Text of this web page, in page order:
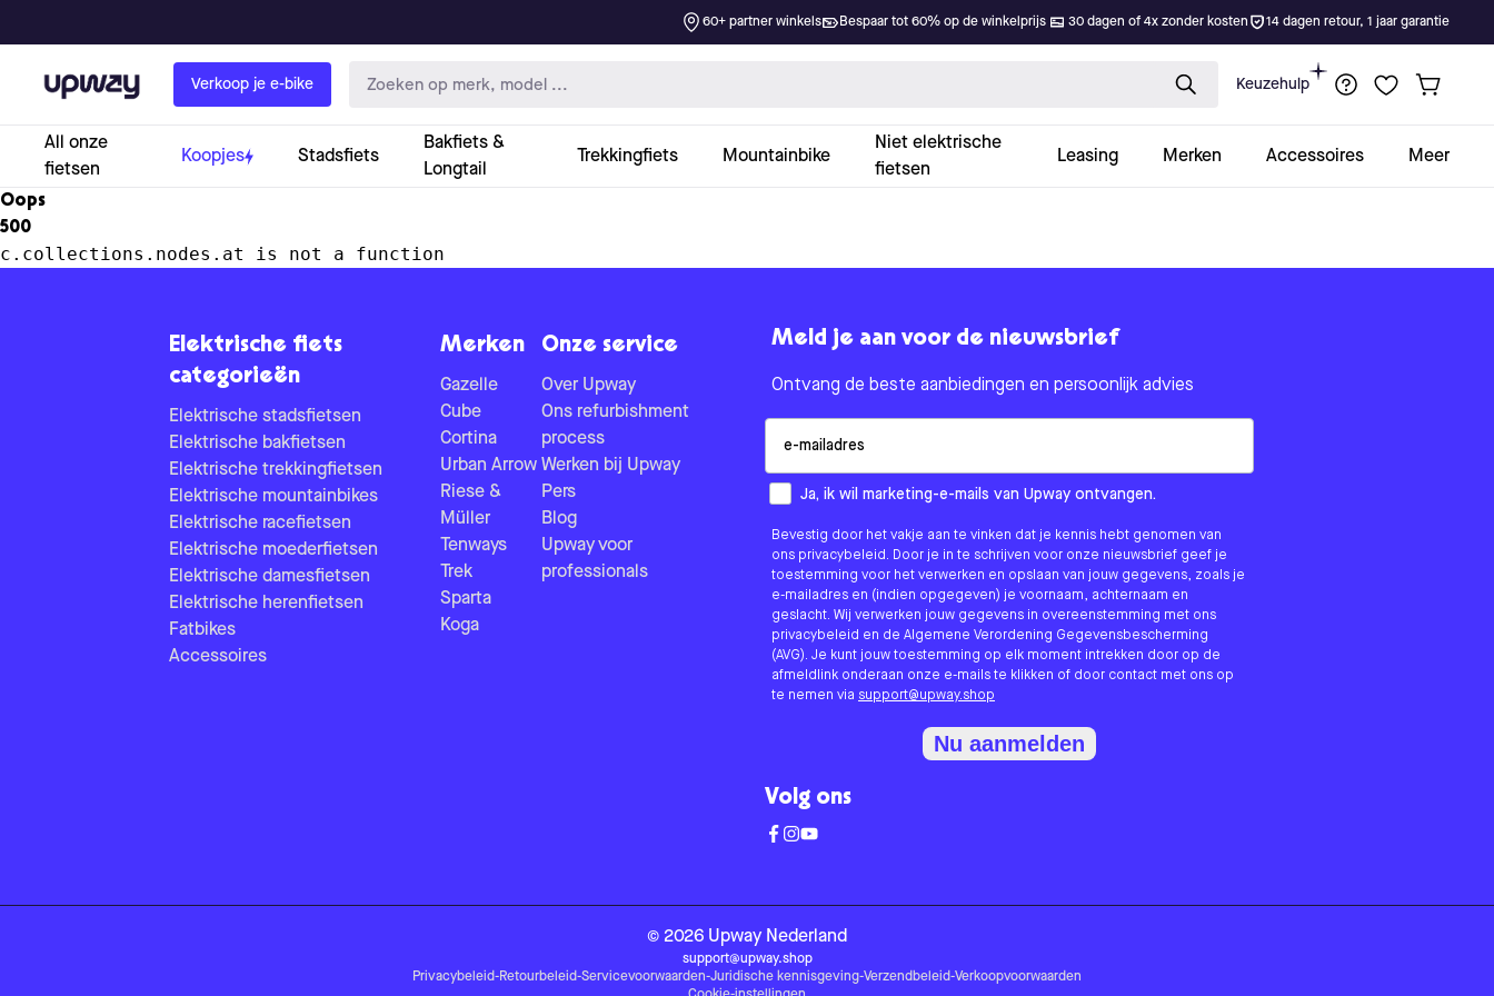
60+ partner winkels Bespaar tot 60% op de winkelprijs 30 dagen of 4x zonder kosten 14 dagen retour, 1 jaar garantie
Upway Verkoop je e-bike Keuzehulp
All onze
fietsen
Koopjes Stadsfiets
Bakfiets &
Longtail
Trekkingfiets Mountainbike
Niet elektrische
fietsen
Leasing Merken Accessoires Meer
Oops
500
c.collections.nodes.at is not a function
Elektrische fiets
categorieën
Elektrische stadsfietsen
Elektrische bakfietsen
Elektrische trekkingfietsen
Elektrische mountainbikes
Elektrische racefietsen
Elektrische moederfietsen
Elektrische damesfietsen
Elektrische herenfietsen
Fatbikes
Accessoires
Merken
Gazelle
Cube
Cortina
Urban Arrow
Riese &
Müller
Tenways
Trek
Sparta
Koga
Onze service
Over Upway
Ons refurbishment
process
Werken bij Upway
Pers
Blog
Upway voor
professionals
Meld je aan voor de nieuwsbrief
Ontvang de beste aanbiedingen en persoonlijk advies
How would you like to hear from us?
Ja, ik wil marketing-e-mails van Upway ontvangen.
Bevestig door het vakje aan te vinken dat je kennis hebt genomen van
ons privacybeleid. Door je in te schrijven voor onze nieuwsbrief geef je
toestemming voor het verwerken en opslaan van jouw gegevens, zoals je
e-mailadres en (indien opgegeven) je voornaam, achternaam en
geslacht. Wij verwerken jouw gegevens in overeenstemming met ons
privacybeleid en de Algemene Verordening Gegevensbescherming
(AVG). Je kunt jouw toestemming op elk moment intrekken door op de
afmeldlink onderaan onze e-mails te klikken of door contact met ons op
te nemen via support@upway.shop
Nu aanmelden
Volg ons
© 2026 Upway Nederland
support@upway.shop
Privacybeleid-Retourbeleid-Servicevoorwaarden-Juridische kennisgeving-Verzendbeleid-Verkoopvoorwaarden